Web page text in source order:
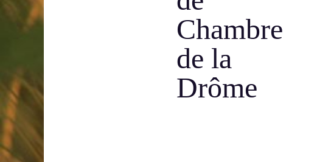
Chambre
de la
Drôme